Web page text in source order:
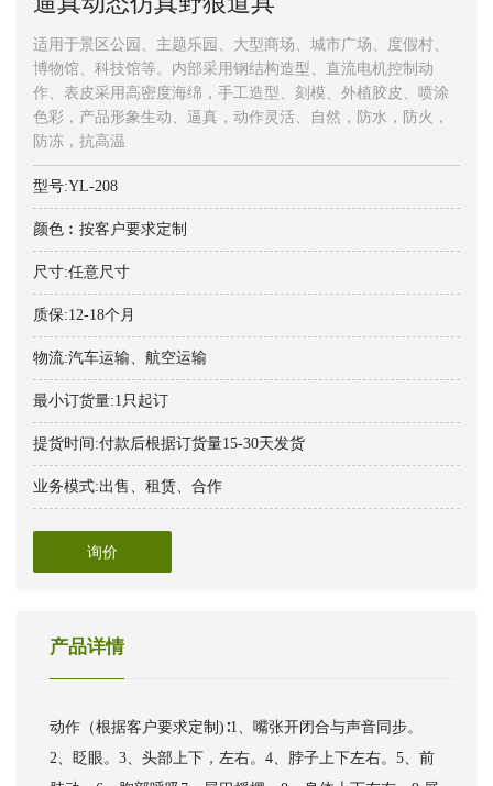
适用于景区公园、主题乐园、大型商场、城市广场、度假村、
博物馆、科技馆等。内部采用钢结构造型、直流电机控制动
作、表皮采用高密度海绵，手工造型、刻模、外植胶皮、喷涂
色彩，产品形象生动、逼真，动作灵活、自然，防水，防火，
防冻，抗高温
型号:YL-208
颜色︰按客户要求定制
尺寸:任意尺寸
质保:12-18个月
物流:汽车运输、航空运输
最小订货量:1只起订
提货时间:付款后根据订货量15-30天发货
业务模式:出售、租赁、合作
询价
产品详情
动作（根据客户要求定制)∶1、嘴张开闭合与声音同步。
2、眨眼。3、头部上下，左右。4、脖子上下左右。5、前